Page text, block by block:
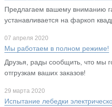
Предлагаем вашему вниманию
устанавливается на фаркоп
07 апреля 2020
Мы работаем в полном режиме!
Друзья, рады сообщить, что мы
отгрузкам ваших заказов!
29 марта 2020
Испытание лебедки